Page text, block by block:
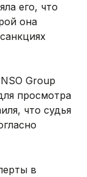
его, что
она
Group
просмотра
что судья
в